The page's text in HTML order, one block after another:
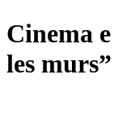
Cinema
les